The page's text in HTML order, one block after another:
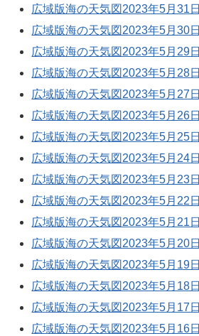
広域版海の天気図2023年5月31日
広域版海の天気図2023年5月30日
広域版海の天気図2023年5月29日
広域版海の天気図2023年5月28日
広域版海の天気図2023年5月27日
広域版海の天気図2023年5月26日
広域版海の天気図2023年5月25日
広域版海の天気図2023年5月24日
広域版海の天気図2023年5月23日
広域版海の天気図2023年5月22日
広域版海の天気図2023年5月21日
広域版海の天気図2023年5月20日
広域版海の天気図2023年5月19日
広域版海の天気図2023年5月18日
広域版海の天気図2023年5月17日
広域版海の天気図2023年5月16日